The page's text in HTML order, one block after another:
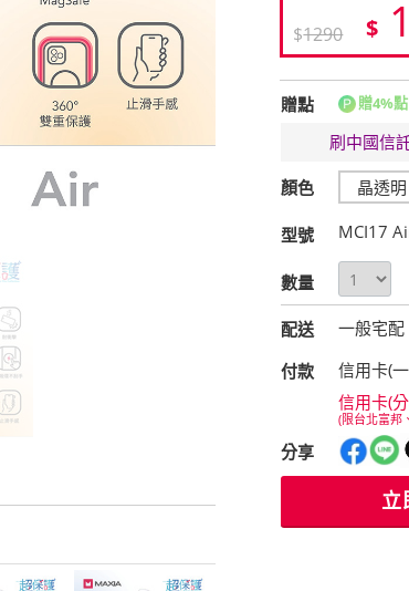
$
$1290
贈點 贈4%點
刷中國信
顏色 晶透明
型號 MCI17
數量
配送
一般宅配
付款
信用卡(
信用卡(
(限台北富邦
分享
立